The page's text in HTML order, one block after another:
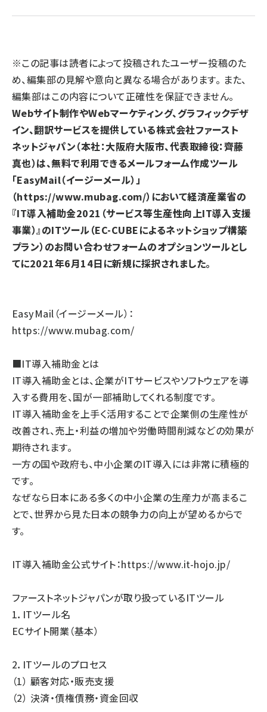
※この記事は読者によって投稿されたユーザー投稿のた
め、編集部の見解や意向と異なる場合があります。 また、
編集部はこの内容について正確性を保証できません。
Webサイト制作やWebマーケティング、グラフィックデザ
イン、翻訳サービスを提供している株式会社ファースト
ネットジャパン（本社：大阪府大阪市、代表取締役：齊藤
真也）は、無料で利用できるメールフォーム作成ツール
「EasyMail（イージーメール）」
（https://www.mubag.com/）において経済産業省の
『IT導入補助金2021（サービス等生産性向上IT導入支援
事業）』のITツール（EC-CUBEによるネットショップ構築
プラン）のお問い合わせフォームのオプションツールとし
てに2021年6月14日に新規に採択されました。
EasyMail（イージーメール）：
https://www.mubag.com/
■IT導入補助金とは
IT導入補助金とは、企業がITサービスやソフトウェアを導
入する費用を、国が一部補助してくれる制度です。
IT導入補助金を上手く活用することで企業側の生産性が
改善され、売上・利益の増加や労働時間削減などの効果が
期待されます。
一方の国や政府も、中小企業のIT導入には非常に積極的
です。
なぜなら日本にある多くの中小企業の生産力が高まるこ
とで、世界から見た日本の競争力の向上が望めるからで
す。
IT導入補助金公式サイト：https://www.it-hojo.jp/
ファーストネットジャパンが取り扱っているITツール
1．ITツール名
ECサイト開業（基本）
2．ITツールのプロセス
（1） 顧客対応・販売支援
（2） 決済・債権債務・資金回収